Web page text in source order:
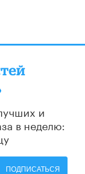
и
в неделю:
ПОДПИСАТЬСЯ